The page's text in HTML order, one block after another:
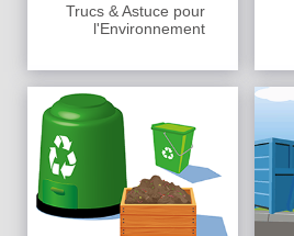
Trucs & Astuce pour
l'Environnement